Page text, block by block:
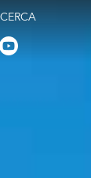
CERCA